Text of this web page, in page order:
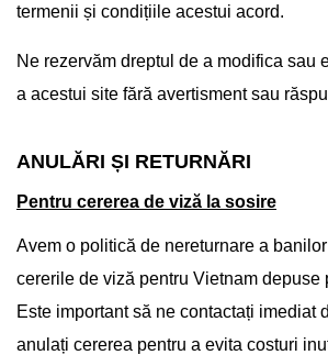
termenii și condițiile acestui acord.
Ne rezervăm dreptul de a modifica sau
a acestui site fără avertisment sau
ANULĂRI ȘI RETURNĂRI
Pentru cererea de viză la sosire
Avem o politică de nereturnare a
cererile de viză pentru Vietnam depuse
Este important să ne contactați imediat
anulați cererea pentru a evita costuri